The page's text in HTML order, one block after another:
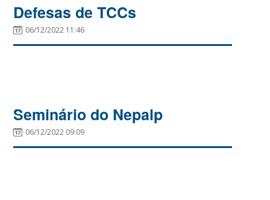
Defesas de TCCs
06/12/2022 11:46
Seminário do Nepalp
06/12/2022 09:09